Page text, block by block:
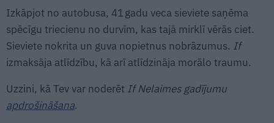
Izkāpjot no autobusa, 41 gadu veca sieviete saņēma
spēcīgu triecienu no durvīm, kas tajā mirklī vērās ciet.
Sieviete nokrita un guva nopietnus nobrāzumus. If
izmaksāja atlīdzību, kā arī atlīdzināja morālo traumu.
Uzzini, kā Tev var noderēt If Nelaimes gadījumu
apdrošināšana.